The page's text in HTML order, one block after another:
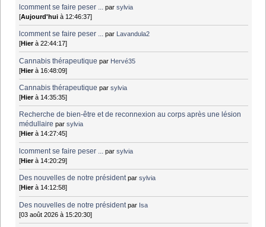
lcomment se faire peser ... parsylvia
[Aujourd'hui à 12:46:37]
lcomment se faire peser ... par Lavandula2
[Hierà 22:44:17]
Cannabis thérapeutique par Hervé35
[Hierà 16:48:09]
Cannabis thérapeutique parsylvia
[Hierà 14:35:35]
Recherche de bien-être et de reconnexion au corps après une lésion
médullaire parsylvia
[Hierà 14:27:45]
lcomment se faire peser ... parsylvia
[Hierà 14:20:29]
Des nouvelles de notre président parsylvia
[Hierà 14:12:58]
Des nouvelles de notre président par Isa
[03 août 2026 à 15:20:30]